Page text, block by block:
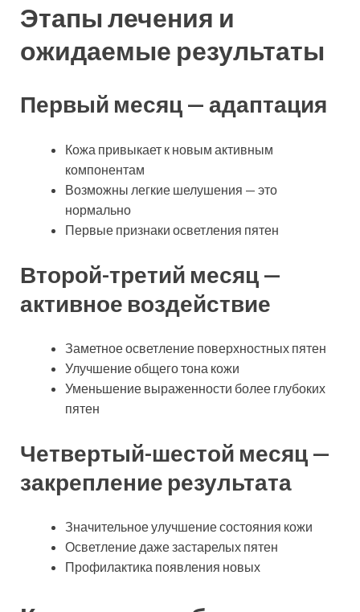
Этапы лечения и
ожидаемые результаты
Первый месяц — адаптация
Кожа привыкает к новым активным
компонентам
Возможны легкие шелушения — это
нормально
Первые признаки осветления пятен
Второй-третий месяц —
активное воздействие
Заметное осветление поверхностных пятен
Улучшение общего тона кожи
Уменьшение выраженности более глубоких
пятен
Четвертый-шестой месяц —
закрепление результата
Значительное улучшение состояния кожи
Осветление даже застарелых пятен
Профилактика появления новых